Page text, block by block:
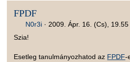
FPDF
N0r3i · 2009. Ápr. 16. (Cs), 19.55
Szia!
Esetleg tanulmányozhatod az FPDF-